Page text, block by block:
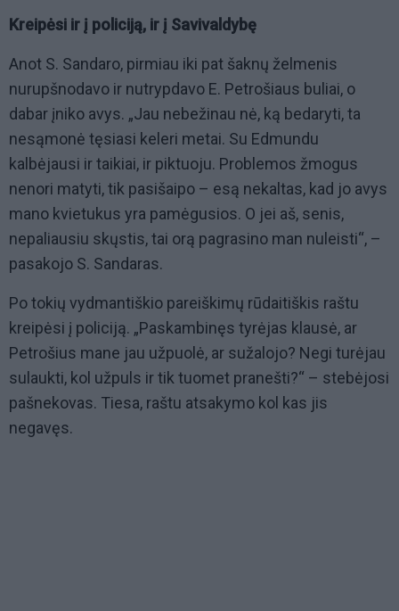
Kreipėsi ir į policiją, ir į Savivaldybę
Anot S. Sandaro, pirmiau iki pat šaknų želmenis
nurupšnodavo ir nutrypdavo E. Petrošiaus buliai, o
dabar įniko avys. „Jau nebežinau nė, ką bedaryti, ta
nesąmonė tęsiasi keleri metai. Su Edmundu
kalbėjausi ir taikiai, ir piktuoju. Problemos žmogus
nenori matyti, tik pasišaipo – esą nekaltas, kad jo avys
mano kvietukus yra pamėgusios. O jei aš, senis,
nepaliausiu skųstis, tai orą pagrasino man nuleisti“, –
pasakojo S. Sandaras.
Po tokių vydmantiškio pareiškimų rūdaitiškis raštu
kreipėsi į policiją. „Paskambinęs tyrėjas klausė, ar
Petrošius mane jau užpuolė, ar sužalojo? Negi turėjau
sulaukti, kol užpuls ir tik tuomet pranešti?“ – stebėjosi
pašnekovas. Tiesa, raštu atsakymo kol kas jis
negavęs.